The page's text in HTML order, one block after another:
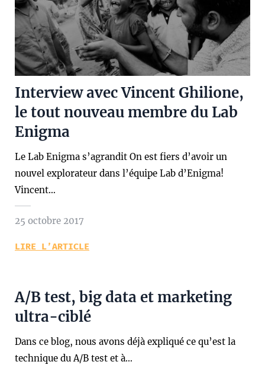
Interview avec Vincent Ghilione,
le tout nouveau membre du Lab
Enigma
Le Lab Enigma s’agrandit On est fiers d’avoir un
nouvel explorateur dans l’équipe Lab d’Enigma!
Vincent…
25 octobre 2017
LIRE L’ARTICLE
A/B test, big data et marketing
ultra-ciblé
Dans ce blog, nous avons déjà expliqué ce qu’est la
technique du A/B test et à…